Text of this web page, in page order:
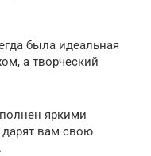
была идеальная
а творческий
яркими
дарят вам свою